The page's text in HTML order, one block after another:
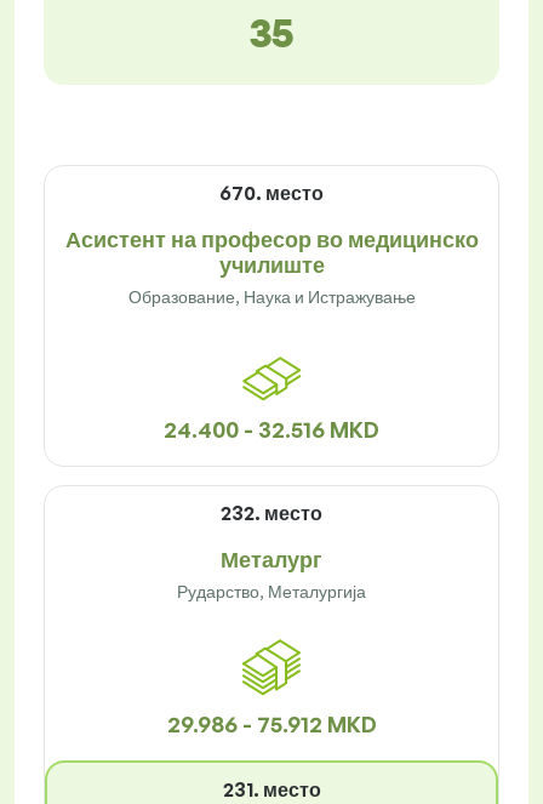
35
670. место
Асистент на професор во медицинско
училиште
Образование, Наука и Истражување
24.400 - 32.516 MKD
232. место
Металург
Рударство, Металургија
29.986 - 75.912 MKD
231. место